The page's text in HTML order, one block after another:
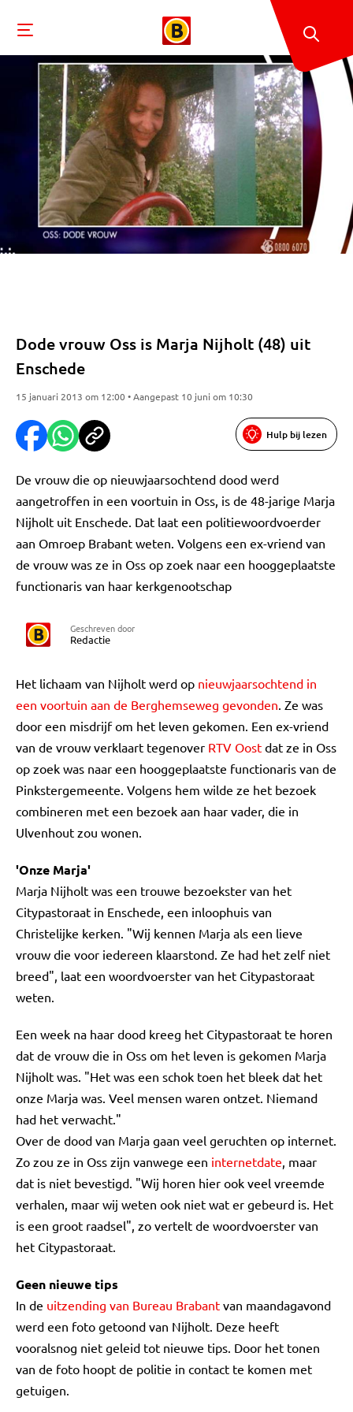
Dode vrouw Oss is Marja Nijholt (48) uit
Enschede
15 januari 2013 om 12:00 • Aangepast 10 juni om 10:30
Hulp bij lezen
De vrouw die op nieuwjaarsochtend dood werd
aangetroffen in een voortuin in Oss, is de 48-jarige Marja
Nijholt uit Enschede. Dat laat een politiewoordvoerder
aan Omroep Brabant weten. Volgens een ex-vriend van
de vrouw was ze in Oss op zoek naar een hooggeplaatste
functionaris van haar kerkgenootschap
Geschreven door
Redactie
Het lichaam van Nijholt werd op nieuwjaarsochtend in
een voortuin aan de Berghemseweg gevonden. Ze was
door een misdrijf om het leven gekomen. Een ex-vriend
van de vrouw verklaart tegenover RTV Oost dat ze in Oss
op zoek was naar een hooggeplaatste functionaris van de
Pinkstergemeente. Volgens hem wilde ze het bezoek
combineren met een bezoek aan haar vader, die in
Ulvenhout zou wonen.
'Onze Marja'
Marja Nijholt was een trouwe bezoekster van het
Citypastoraat in Enschede, een inloophuis van
Christelijke kerken. "Wij kennen Marja als een lieve
vrouw die voor iedereen klaarstond. Ze had het zelf niet
breed", laat een woordvoerster van het Citypastoraat
weten.
Een week na haar dood kreeg het Citypastoraat te horen
dat de vrouw die in Oss om het leven is gekomen Marja
Nijholt was. "Het was een schok toen het bleek dat het
onze Marja was. Veel mensen waren ontzet. Niemand
had het verwacht."
Over de dood van Marja gaan veel geruchten op internet.
Zo zou ze in Oss zijn vanwege een internetdate, maar
dat is niet bevestigd. "Wij horen hier ook veel vreemde
verhalen, maar wij weten ook niet wat er gebeurd is. Het
is een groot raadsel", zo vertelt de woordvoerster van
het Citypastoraat.
Geen nieuwe tips
In de uitzending van Bureau Brabant van maandagavond
werd een foto getoond van Nijholt. Deze heeft
vooralsnog niet geleid tot nieuwe tips. Door het tonen
van de foto hoopt de politie in contact te komen met
getuigen.